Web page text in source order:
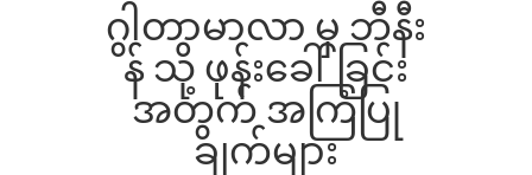
ဂွါတာမာလာ မှ ဘီနီး
န် သို့ ဖုန်းခေါ်ခြင်း
အတွက် အကြံပြု
ချက်များ